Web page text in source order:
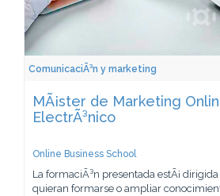
ComunicaciÃ³n y marketing
MÃ¡ster de Marketing
ElectrÃ³nico
Online Business School
La formaciÃ³n presentada estÃ¡
quieran formarse o ampliar